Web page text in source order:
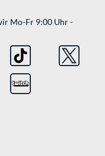
Mo-Fr 9:00 Uhr -